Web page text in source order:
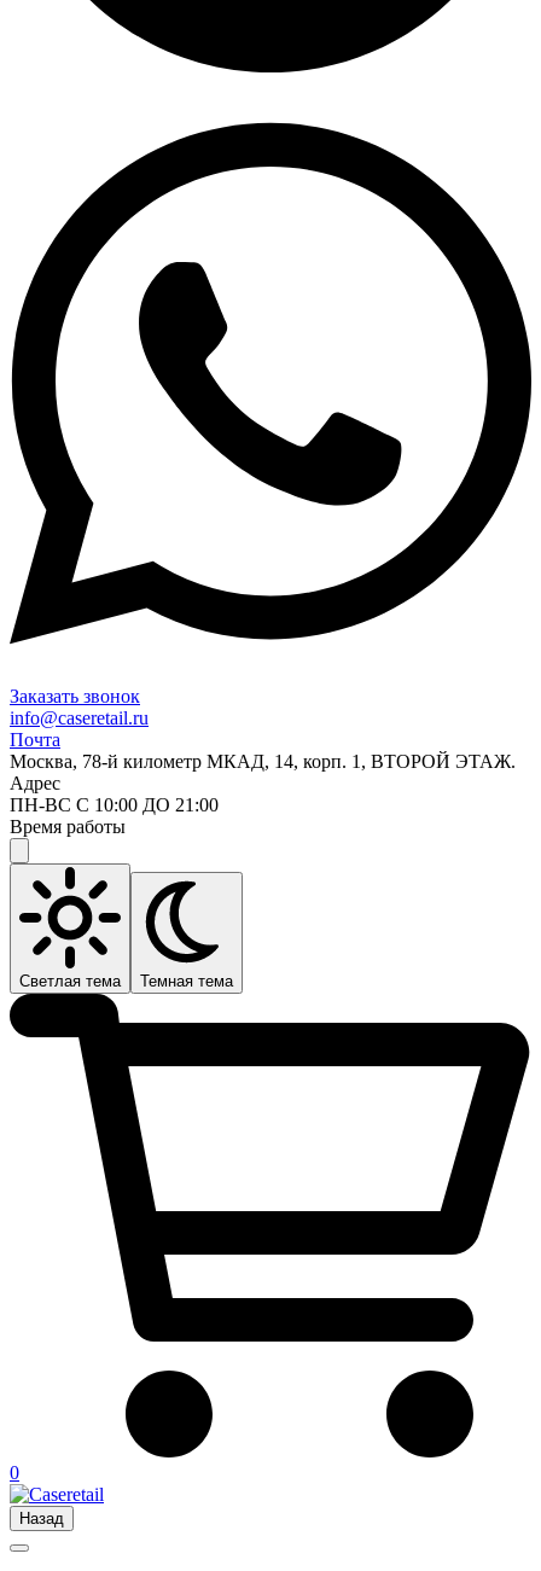
Заказать звонок
info@caseretail.ru
Почта
Москва, 78-й километр МКАД, 14, корп. 1, ВТОРОЙ ЭТАЖ.
Адрес
ПН-ВС С 10:00 ДО 21:00
Время работы
Светлая тема Темная тема
0
Назад